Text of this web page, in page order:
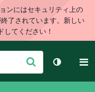
ンにはセキュリティ上の
了されています。新しい
してください！
信
テーマを